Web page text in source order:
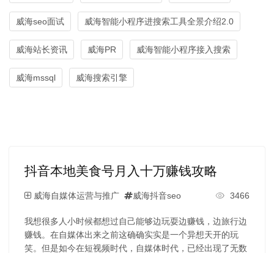
威海seo面试 威海智能小程序进搜索工具全景介绍2.0
威海站长资讯 威海PR 威海智能小程序接入搜索
威海mssql 威海搜索引擎
抖音本地美食号月入十万赚钱攻略
威海自媒体运营与推广 威海抖音seo 3466
我想很多人小时候都想过自己能够边玩耍边赚钱，边旅行边
赚钱。在自媒体出来之前这确确实实是一个异想天开的玩
笑。但是如今在短视频时代，自媒体时代，已经出现了无数